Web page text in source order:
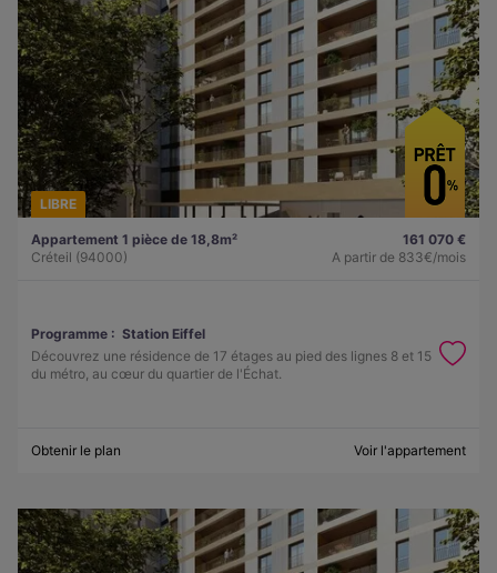
LIBRE
Appartement 1 pièce de 18,8m²
Créteil (94000)
161 070 €
A partir de 833€/mois
Programme : Station Eiffel
Découvrez une résidence de 17 étages au pied des lignes 8 et 15
du métro, au cœur du quartier de l'Échat.
Obtenir le plan Voir l'appartement